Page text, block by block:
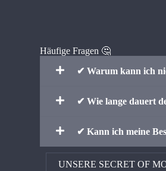
Häufige Fragen 🤔
✔ Warum kann ich
✔ Wie lange dauert
✔ Kann ich meine
UNSERE SECRET OF